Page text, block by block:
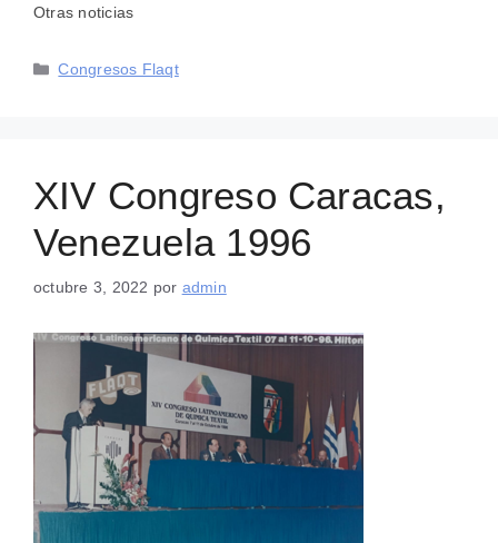
Otras noticias
Categorías
Congresos Flaqt
XIV Congreso Caracas,
Venezuela 1996
octubre 3, 2022 por admin